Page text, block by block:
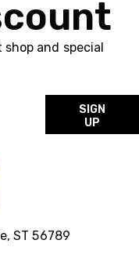
and special
SIGN
UP
ST 56789